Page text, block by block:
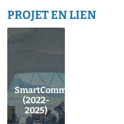
PROJET EN LIEN
SmartCommunity
(2022-
2025)